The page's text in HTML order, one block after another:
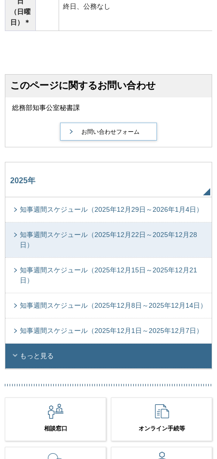
（日曜
日）＊
終日、公務なし
このページに関するお問い合わせ
総務部知事公室秘書課
2025年
知事週間スケジュール（2025年12月29日～2026年1月4日）
知事週間スケジュール（2025年12月22日～2025年12月28
日）
知事週間スケジュール（2025年12月15日～2025年12月21
日）
知事週間スケジュール（2025年12月8日～2025年12月14日）
知事週間スケジュール（2025年12月1日～2025年12月7日）
もっと見る
相談窓口 オンライン手続等